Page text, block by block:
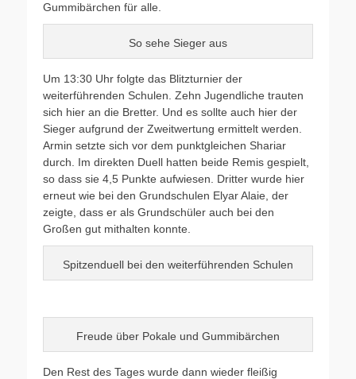
Gummibärchen für alle.
So sehe Sieger aus
Um 13:30 Uhr folgte das Blitzturnier der
weiterführenden Schulen. Zehn Jugendliche trauten
sich hier an die Bretter. Und es sollte auch hier der
Sieger aufgrund der Zweitwertung ermittelt werden.
Armin setzte sich vor dem punktgleichen Shariar
durch. Im direkten Duell hatten beide Remis gespielt,
so dass sie 4,5 Punkte aufwiesen. Dritter wurde hier
erneut wie bei den Grundschulen Elyar Alaie, der
zeigte, dass er als Grundschüler auch bei den
Großen gut mithalten konnte.
Spitzenduell bei den weiterführenden Schulen
Freude über Pokale und Gummibärchen
Den Rest des Tages wurde dann wieder fleißig